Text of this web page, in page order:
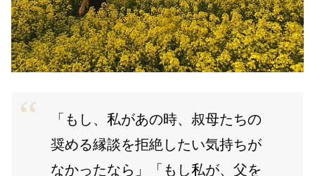
「もし、私があの時、叔母たちの
奨める縁談を拒絶したい気持ちが
なかったなら」「もし私が、父を